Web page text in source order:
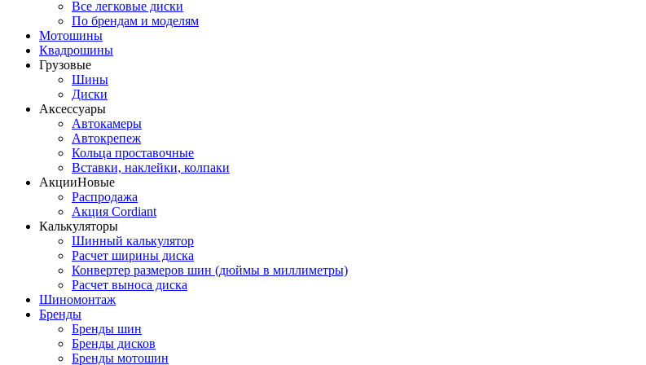
Все легковые диски
По брендам и моделям
Мотошины
Квадрошины
Грузовые
Шины
Диски
Аксессуары
Автокамеры
Автокрепеж
Кольца проставочные
Вставки, наклейки, колпаки
АкцииНовые
Распродажа
Акция Cordiant
Калькуляторы
Шинный калькулятор
Расчет ширины диска
Конвертер размеров шин (дюймы в миллиметры)
Расчет выноса диска
Шиномонтаж
Бренды
Бренды шин
Бренды дисков
Бренды мотошин